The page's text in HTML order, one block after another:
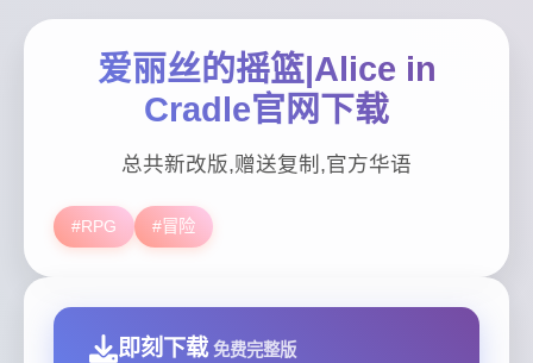
爱丽丝的摇篮|Alice in
Cradle官网下载
总共新改版,赠送复制,官方华语
#RPG #冒险
即刻下载 免费完整版